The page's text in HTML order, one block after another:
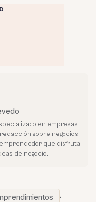
en empresas
sobre negocios
que disfruta
de negocio.
·